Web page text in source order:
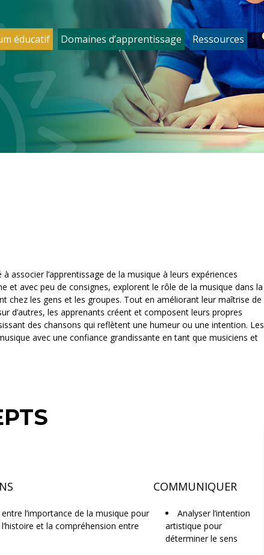
éducatif Domaines d’apprentissage Ressources
associer l’apprentissage de la musique à leurs expériences
avec peu de consignes, explorent le rôle de la musique dans la
chez les gens et les groupes. Tout en améliorant leur maîtrise de
d’autres, les apprenants créent et composent leurs propres
des chansons qui reflètent une humeur ou une intention. Les
avec une confiance grandissante en tant que musiciens et
l’importance de la musique pour
et la compréhension entre
COMMUNIQUER
Analyser l’intention
artistique pour
déterminer le sens